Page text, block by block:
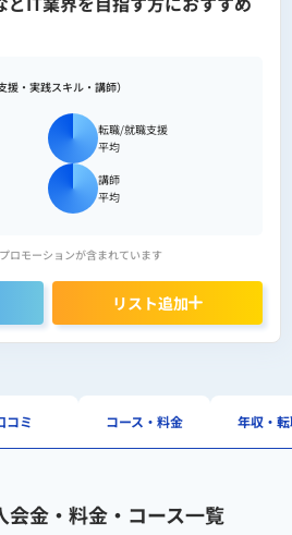
・実践スキル・講師）
転職/就職支援
平均
講師
平均
ロモーションが含まれています
リスト追加
コミ コース・料金 年収・
会金・料金・コース一覧